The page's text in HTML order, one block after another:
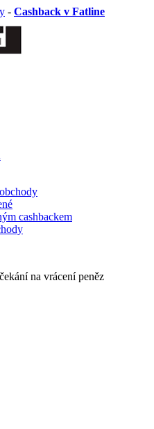
- Cashback v Fatline
cashbackem
na vrácení peněz